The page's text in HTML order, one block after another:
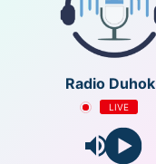
Radio Duhok
LIVE